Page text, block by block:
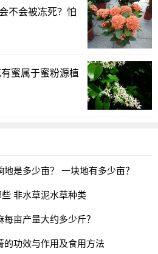
较好的容器里进行水培，水里可
然后定期给植株进行换水，保持
到椰糠土或锯末中，但不要插得
定角度，插入后还需要浇透水。
生根发芽的详细讲解，希望本文
不会被冻死？怕
蜜属于蜜粉源植
是多少亩？ 一块地有多少亩？
非水草泥水草种类
亩产量大约多少斤？
的功效与作用及食用方法